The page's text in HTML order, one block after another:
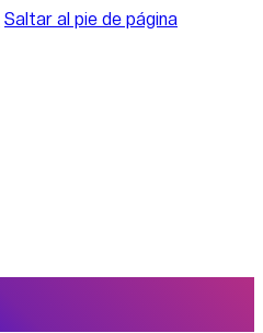
Saltar al pie de página